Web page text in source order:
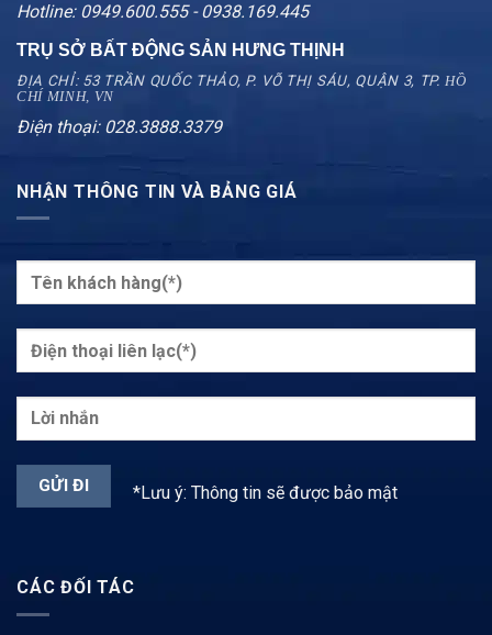
Hotline: 0949.600.555 - 0938.169.445
TRỤ SỞ BẤT ĐỘNG SẢN HƯNG THỊNH
ĐỊA CHỈ: 53 TRẦN QUỐC THẢO, P. VÕ THỊ SÁU, QUẬN 3, TP. HỒ
CHÍ MINH, VN
Điện thoại: 028.3888.3379
NHẬN THÔNG TIN VÀ BẢNG GIÁ
*Lưu ý: Thông tin sẽ được bảo mật
CÁC ĐỐI TÁC